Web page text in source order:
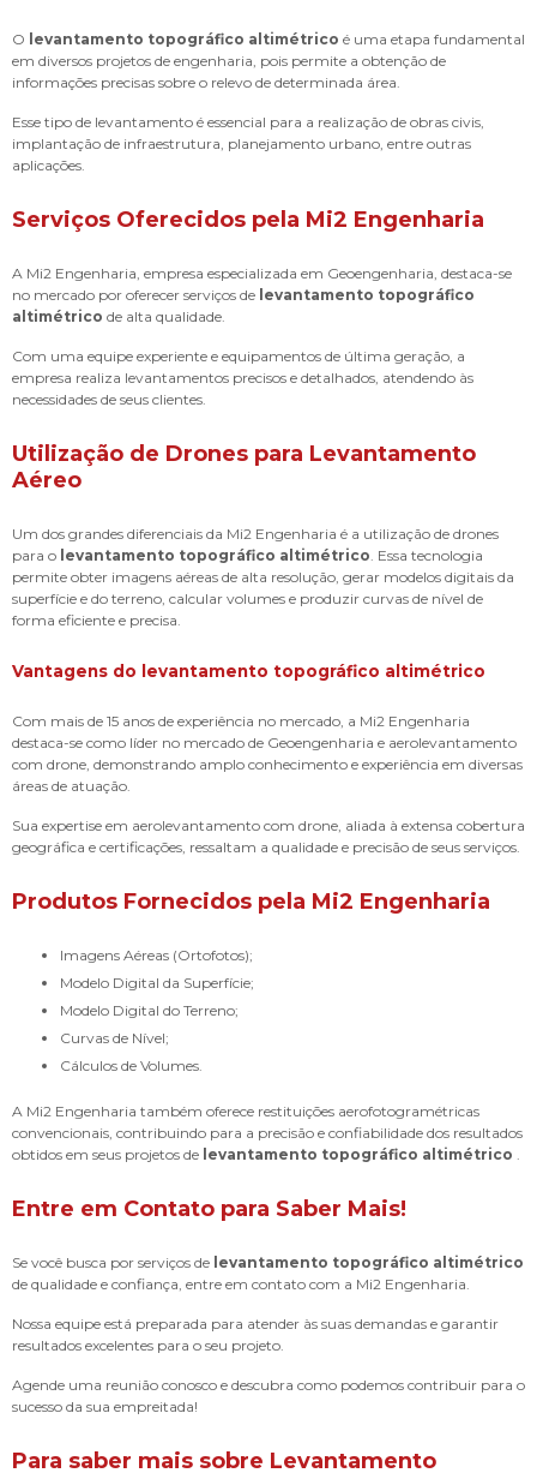
O levantamento topográfico altimétrico é uma etapa fundamental
em diversos projetos de engenharia, pois permite a obtenção de
informações precisas sobre o relevo de determinada área.
Esse tipo de levantamento é essencial para a realização de obras civis,
implantação de infraestrutura, planejamento urbano, entre outras
aplicações.
Serviços Oferecidos pela Mi2 Engenharia
A Mi2 Engenharia, empresa especializada em Geoengenharia, destaca-se
no mercado por oferecer serviços de levantamento topográfico
altimétrico de alta qualidade.
Com uma equipe experiente e equipamentos de última geração, a
empresa realiza levantamentos precisos e detalhados, atendendo às
necessidades de seus clientes.
Utilização de Drones para Levantamento
Aéreo
Um dos grandes diferenciais da Mi2 Engenharia é a utilização de drones
para o levantamento topográfico altimétrico. Essa tecnologia
permite obter imagens aéreas de alta resolução, gerar modelos digitais da
superfície e do terreno, calcular volumes e produzir curvas de nível de
forma eficiente e precisa.
Vantagens do levantamento topográfico altimétrico
Com mais de 15 anos de experiência no mercado, a Mi2 Engenharia
destaca-se como líder no mercado de Geoengenharia e aerolevantamento
com drone, demonstrando amplo conhecimento e experiência em diversas
áreas de atuação.
Sua expertise em aerolevantamento com drone, aliada à extensa cobertura
geográfica e certificações, ressaltam a qualidade e precisão de seus serviços.
Produtos Fornecidos pela Mi2 Engenharia
Imagens Aéreas (Ortofotos);
Modelo Digital da Superfície;
Modelo Digital do Terreno;
Curvas de Nível;
Cálculos de Volumes.
A Mi2 Engenharia também oferece restituições aerofotogramétricas
convencionais, contribuindo para a precisão e confiabilidade dos resultados
obtidos em seus projetos de levantamento topográfico altimétrico .
Entre em Contato para Saber Mais!
Se você busca por serviços de levantamento topográfico altimétrico
de qualidade e confiança, entre em contato com a Mi2 Engenharia.
Nossa equipe está preparada para atender às suas demandas e garantir
resultados excelentes para o seu projeto.
Agende uma reunião conosco e descubra como podemos contribuir para o
sucesso da sua empreitada!
Para saber mais sobre Levantamento